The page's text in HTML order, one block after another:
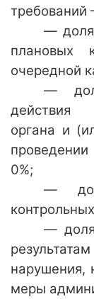
требований
— доля
плановых
очередной
—
действия
органа и
0%;
—
— доля
нарушения,
меры